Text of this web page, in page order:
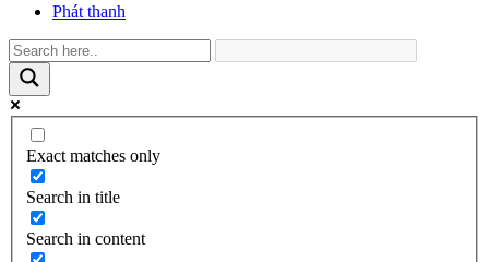
Phát thanh
Exact matches only
Search in title
Search in content